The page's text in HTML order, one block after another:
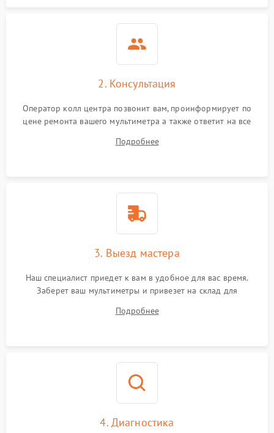
2. Консультация
Оператор колл центра позвонит вам, проинформирует по
цене ремонта вашего мультиметра а также ответит на все
Подробнее
3. Выезд мастера
Наш специалист приедет к вам в удобное для вас время.
Заберет ваш мультиметры и привезет на склад для
Подробнее
4. Диагностика